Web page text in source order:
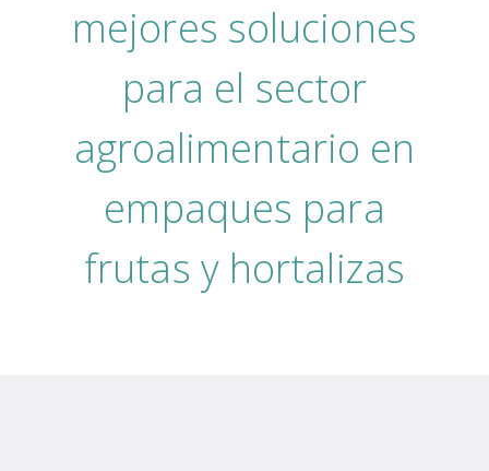
mejores soluciones
para el sector
agroalimentario en
empaques para
frutas y hortalizas